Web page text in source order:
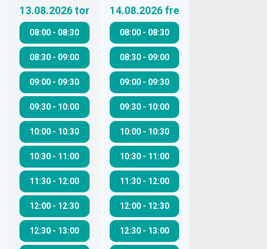
13.08.2026 tor
08:00 - 08:30
08:30 - 09:00
09:00 - 09:30
09:30 - 10:00
10:00 - 10:30
10:30 - 11:00
11:30 - 12:00
12:00 - 12:30
12:30 - 13:00
14.08.2026 fre
08:00- 08:30
08:30- 09:00
09:00- 09:30
09:30- 10:00
10:00- 10:30
10:30- 11:00
11:30- 12:00
12:00- 12:30
12:30- 13:00